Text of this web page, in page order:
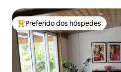
Entre os melhores preferidos
Preferido dos hóspedes